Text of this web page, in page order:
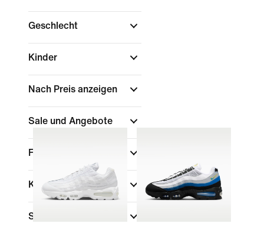
Geschlecht
Kinder
Nach Preis anzeigen
Sale und Angebote
Farbe
Kollektionen
Schuhhöhe